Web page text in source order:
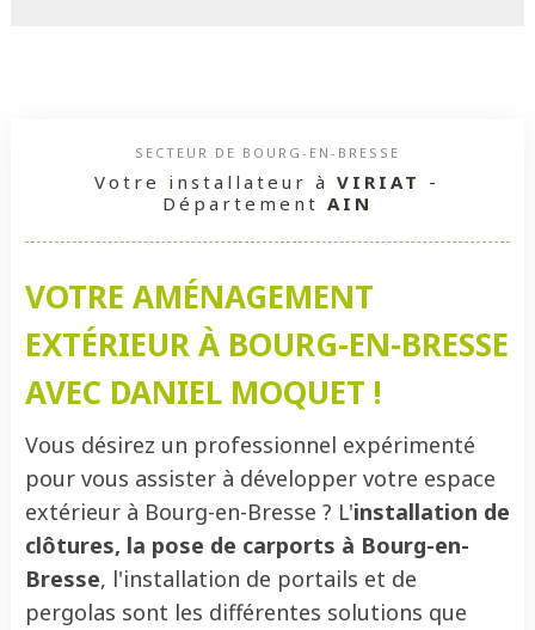
SECTEUR DE BOURG-EN-BRESSE
Votre installateur àVIRIAT -
Département AIN
VOTRE AMÉNAGEMENT
EXTÉRIEUR À BOURG-EN-BRESSE
AVEC DANIEL MOQUET !
Vous désirez un professionnel expérimenté
pour vous assister à développer votre espace
extérieur à Bourg-en-Bresse ? L'installation de
clôtures, la pose de carports à Bourg-en-
Bresse, l'installation de portails et de
pergolas sont les différentes solutions que